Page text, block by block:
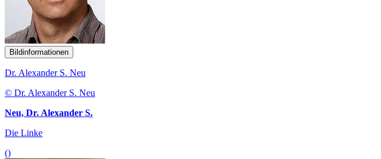
Bildinformationen
Dr. Alexander S. Neu
© Dr. Alexander S. Neu
Neu, Dr. Alexander S.
Die Linke
()